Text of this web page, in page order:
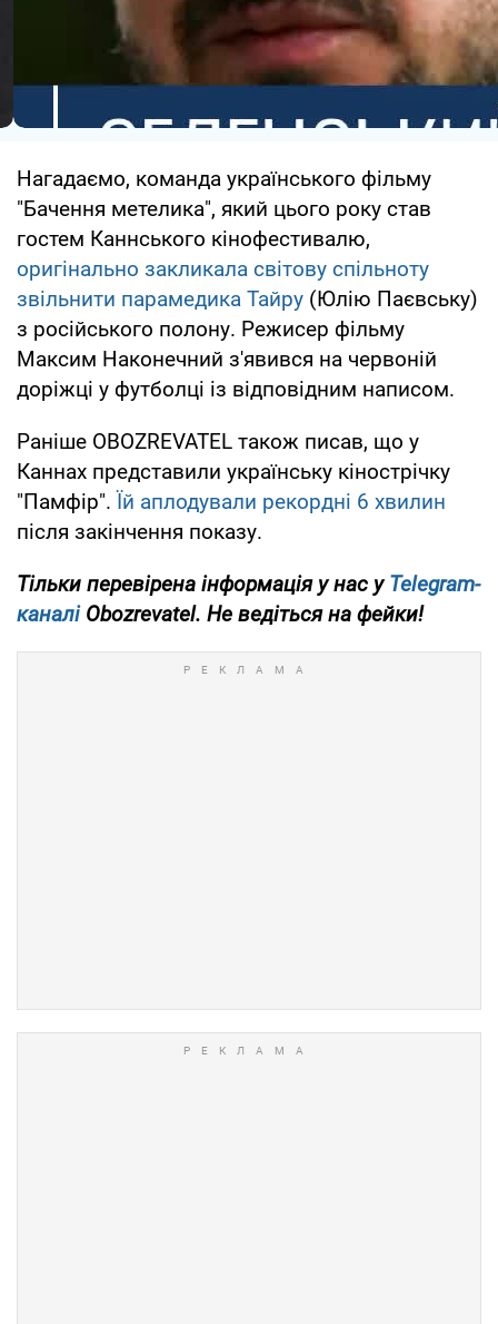
Нагадаємо, команда українського фільму
"Бачення метелика", який цього року став
гостем Каннського кінофестивалю,
оригінально закликала світову спільноту
звільнити парамедика Тайру (Юлію Паєвську)
з російського полону. Режисер фільму
Максим Наконечний з'явився на червоній
доріжці у футболці із відповідним написом.
Раніше OBOZREVATEL також писав, що у
Каннах представили українську кінострічку
"Памфір". Їй аплодували рекордні 6 хвилин
після закінчення показу.
Тільки перевірена інформація у нас уTelegram-
каналіObozrevatel. Не ведіться на фейки!